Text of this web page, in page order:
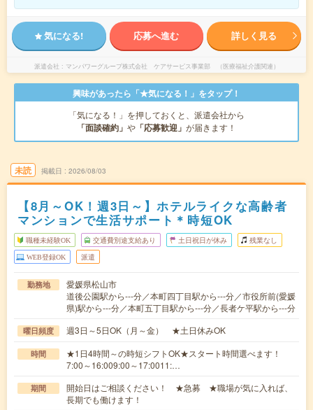
気になる! 応募へ進む 詳しく見る
派遣会社 マンパワーグループ株式会社 ケアサービス事業部 （医療福祉介護関連）
興味があったら「★気になる！」をタップ！
「気になる！」を押しておくと、派遣会社から
「面談確約」 や 「応募歓迎」 が届きます！
未読 掲載日 2026/08/03
【8月～OK！週3日～】ホテルライクな高齢者
マンションで生活サポート＊時短OK
職種未経験OK 交通費別途支給あり 土日祝日が休み 残業なし
WEB登録OK 派遣
勤務地
愛媛県松山市
道後公園駅から---分／本町四丁目駅から---分／市役所前(愛媛
県)駅から---分／本町五丁目駅から---分／長者ケ平駅から---分
曜日頻度 週3日～5日OK（月～金） ★土日休みOK
時間
★1日4時間～の時短シフトOK★スタート時間選べます！
7:00～16:009:00～17:0011:…
期間
開始日はご相談ください！ ★急募 ★職場が気に入れば、
長期でも働けます！